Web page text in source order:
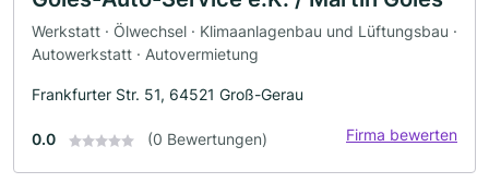
Werkstatt · Ölwechsel · Klimaanlagenbau und Lüftungsbau ·
Autowerkstatt · Autovermietung
Frankfurter Str. 51, 64521 Groß-Gerau
0.0 (0 Bewertungen) Firma bewerten